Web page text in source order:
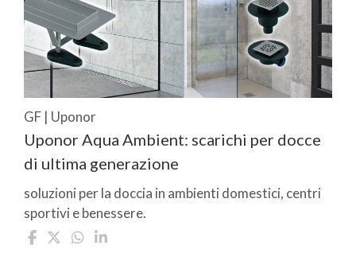
GF | Uponor
Uponor Aqua Ambient: scarichi per docce
di ultima generazione
soluzioni per la doccia in ambienti domestici, centri
sportivi e benessere.